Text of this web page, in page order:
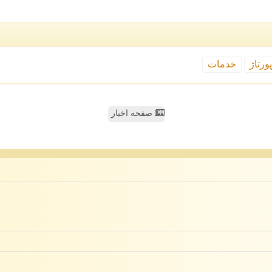
خدمات
صفحه اخبار